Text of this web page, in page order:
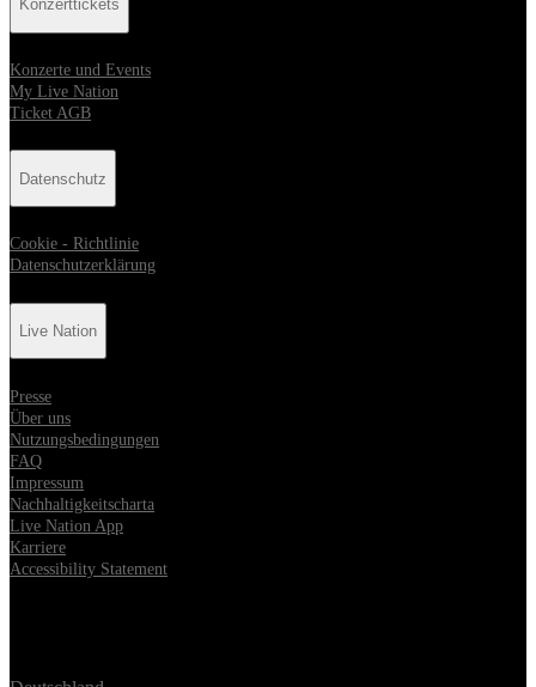
Konzerttickets
Konzerte und Events
My Live Nation
Ticket AGB
Datenschutz
Cookie - Richtlinie
Datenschutzerklärung
Live Nation
Presse
Über uns
Nutzungsbedingungen
FAQ
Impressum
Nachhaltigkeitscharta
Live Nation App
Karriere
Accessibility Statement